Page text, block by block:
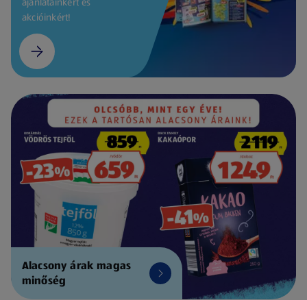
akcióinkért!
Alacsony árak magas
minőség